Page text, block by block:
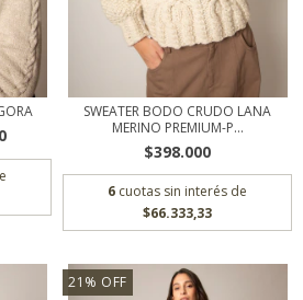
SWEATER BODO CRUDO LANA
MERINO PREMIUM-P...
$398.000
6 cuotas sin interés de
$66.333,33
21 % OFF